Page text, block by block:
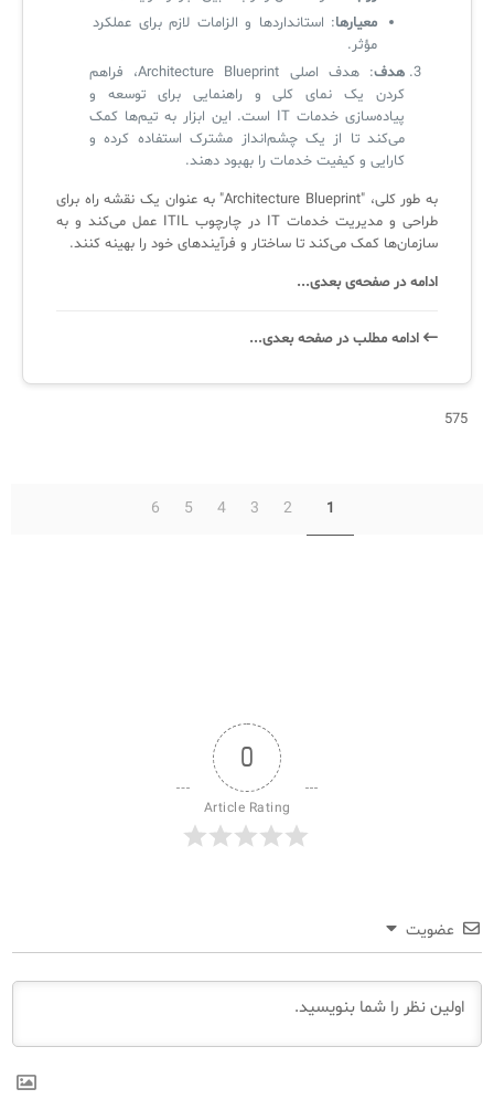
معیارها: استانداردها و الزامات لازم برای عملکرد
مؤثر.
هدف
: هدف اصلی Architecture Blueprint، فراهم
کردن یک نمای کلی و راهنمایی برای توسعه و
پیاده‌سازی خدمات IT است. این ابزار به تیم‌ها کمک
می‌کند تا از یک چشم‌انداز مشترک استفاده کرده و
کارایی و کیفیت خدمات را بهبود دهند.
به طور کلی، "Architecture Blueprint" به عنوان یک نقشه راه برای
طراحی و مدیریت خدمات IT در چارچوب ITIL عمل می‌کند و به
سازمان‌ها کمک می‌کند تا ساختار و فرآیندهای خود را بهینه کنند.
ادامه در صفحه‌ی بعدی...
ادامه‌ مطلب در صفحه‌ بعدی...
575
1
2
3
4
5
6
0
Article Rating
عضویت